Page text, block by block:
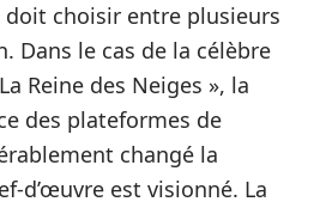
doit choisir entre plusieurs
Dans le cas de la célèbre
Reine des Neiges », la
des plateformes de
changé la
d’œuvre est visionné. La